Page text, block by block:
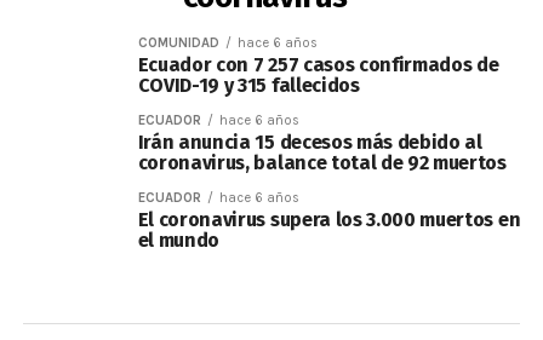
COMUNIDAD hace 6 años
Ecuador con 7 257 casos confirmados de
COVID-19 y 315 fallecidos
ECUADOR hace 6 años
Irán anuncia 15 decesos más debido al
coronavirus, balance total de 92 muertos
ECUADOR hace 6 años
El coronavirus supera los 3.000 muertos en
el mundo